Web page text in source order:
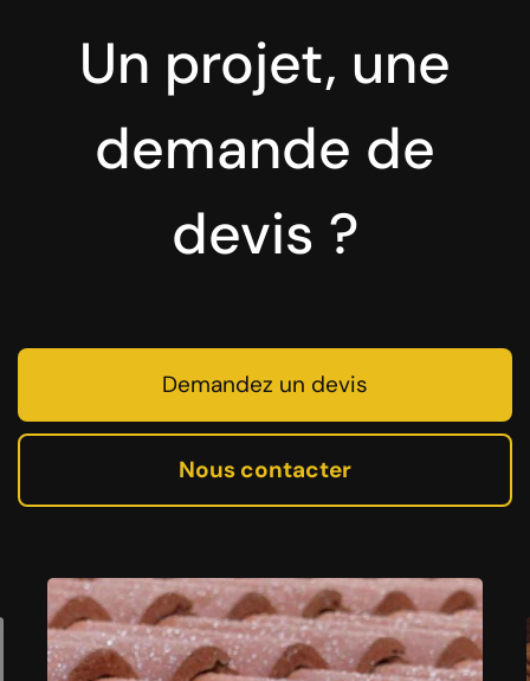
Un projet, une
demande de
devis ?
Demandez un devis
Nous contacter